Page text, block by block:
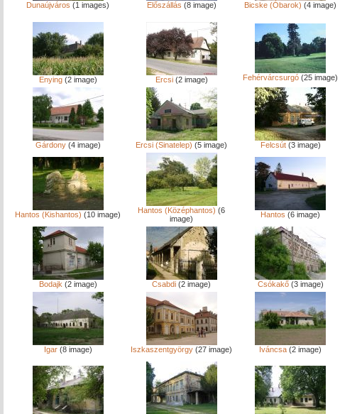
Dunaújváros (1 images) Előszállás (8 image) Bicske (Óbarok) (4 image)
Enying(2 image) Ercsi(2 image) Fehérvárcsurgó (25 image)
Gárdony(4 image) Ercsi (Sinatelep) (5 image) Felcsút(3 image)
Hantos (Kishantos) (10 image) Hantos (Középhantos) (6
image)
Hantos (6 image)
Bodajk (2 image) Csabdi (2 image) Csókakő(3 image)
Igar(8 image) Iszkaszentgyörgy (27 image) Iváncsa (2 image)